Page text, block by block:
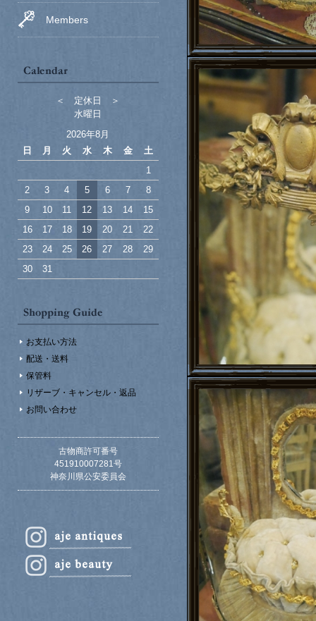
Members
＜ 定休日 ＞
水曜日
2026年8月
日
月 火 水 木 金
土
1
2
3 4 5 6 7
8
9
10 11 12 13 14
15
16
17 18 19 20 21
22
23
24 25 26 27 28
29
30
31
お支払い方法
配送・送料
保管料
リザーブ・キャンセル・返品
お問い合わせ
古物商許可番号
451910007281号
神奈川県公安委員会